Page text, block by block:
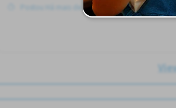
Postou Há mais de 3 meses